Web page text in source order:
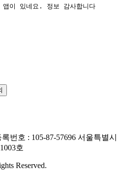
앱이 있네요. 정보 감사합니다
번호 : 105-87-57696 서울특별시
호
Reserved.